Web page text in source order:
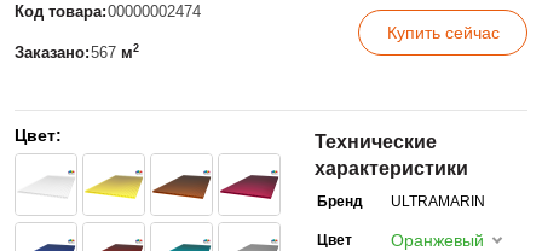
Код товара:00000002474
Заказано:567 м2
Купить сейчас
Цвет:
Технические
характеристики
Бренд ULTRAMARIN
Цвет Оранжевый